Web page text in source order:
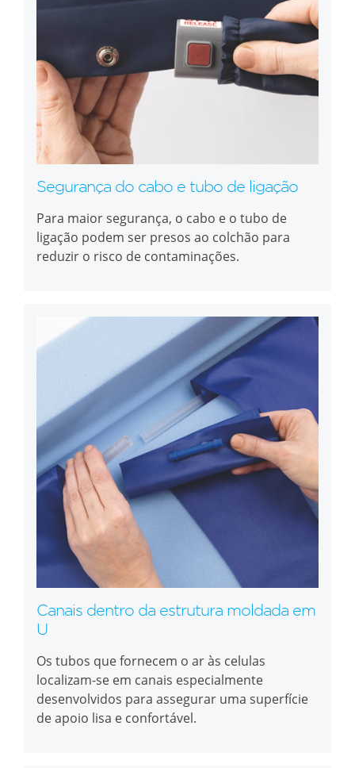
Segurança do cabo e tubo de ligação
Para maior segurança, o cabo e o tubo de
ligação podem ser presos ao colchão para
reduzir o risco de contaminações.
Canais dentro da estrutura moldada em
U
Os tubos que fornecem o ar às celulas
localizam-se em canais especialmente
desenvolvidos para assegurar uma superfície
de apoio lisa e confortável.